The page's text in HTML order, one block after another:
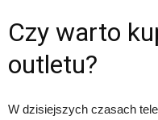
Czy warto
outletu?
W dzisiejszych czasach